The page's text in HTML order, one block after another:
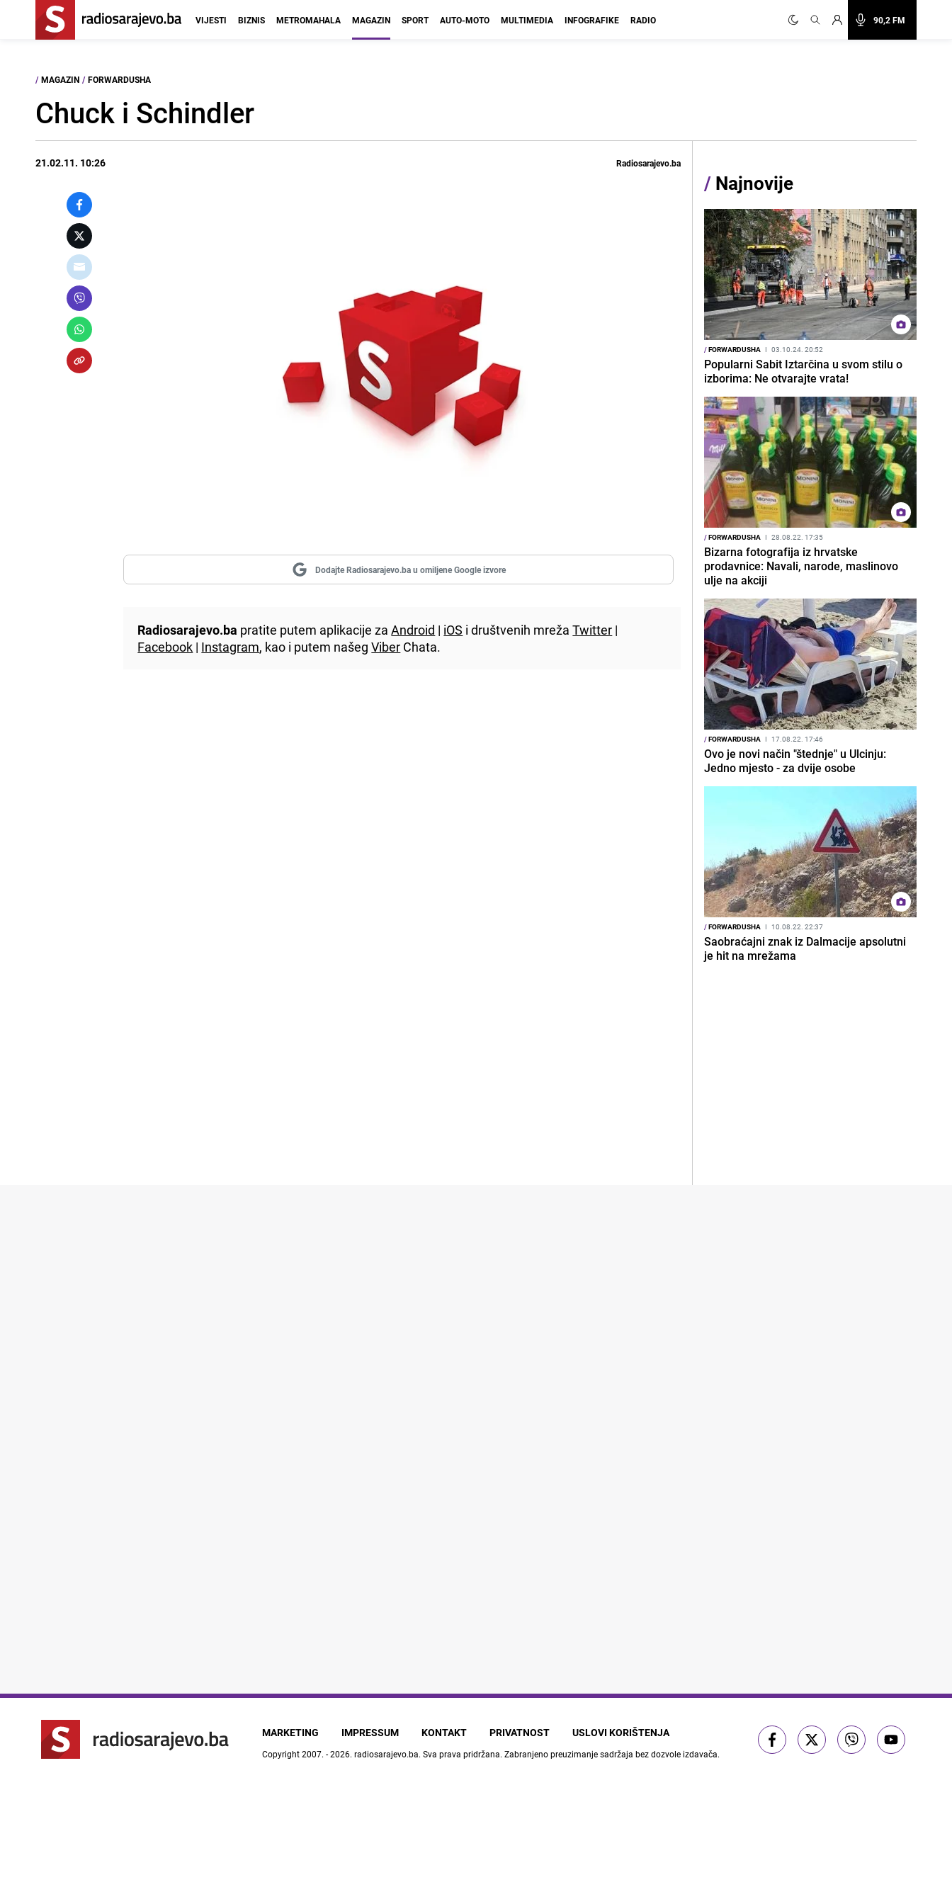
90,2 FM
VIJESTI BIZNIS METROMAHALA MAGAZIN SPORT AUTO-MOTO MULTIMEDIA INFOGRAFIKE RADIO
/ MAGAZIN / FORWARDUSHA
Chuck i Schindler
21.02.11. 10:26 Radiosarajevo.ba
Dodajte Radiosarajevo.ba u omiljene Google izvore
Radiosarajevo.ba pratite putem aplikacije zaAndroid | iOS i društvenih mrežaTwitter |
Facebook | Instagram, kao i putem našegViber Chata.
/ Najnovije
/FORWARDUSHA I 03.10.24. 20:52
Popularni Sabit Iztarčina u svom stilu o
izborima: Ne otvarajte vrata!
/FORWARDUSHA I 28.08.22. 17:35
Bizarna fotografija iz hrvatske
prodavnice: Navali, narode, maslinovo
ulje na akciji
/FORWARDUSHA I 17.08.22. 17:46
Ovo je novi način "štednje" u Ulcinju:
Jedno mjesto - za dvije osobe
/FORWARDUSHA I 10.08.22. 22:37
Saobraćajni znak iz Dalmacije apsolutni
je hit na mrežama
MARKETING IMPRESSUM KONTAKT PRIVATNOST USLOVI KORIŠTENJA
Copyright 2007. - 2026. radiosarajevo.ba. Sva prava pridržana. Zabranjeno preuzimanje sadržaja bez dozvole izdavača.